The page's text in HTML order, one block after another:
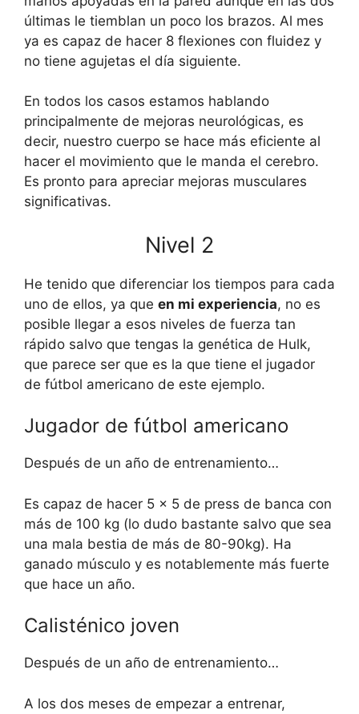
últimas le tiemblan un poco los brazos. Al mes
ya es capaz de hacer 8 flexiones con fluidez y
no tiene agujetas el día siguiente.
En todos los casos estamos hablando
principalmente de mejoras neurológicas, es
decir, nuestro cuerpo se hace más eficiente al
hacer el movimiento que le manda el cerebro.
Es pronto para apreciar mejoras musculares
significativas.
Nivel 2
He tenido que diferenciar los tiempos para cada
uno de ellos, ya que en mi experiencia, no es
posible llegar a esos niveles de fuerza tan
rápido salvo que tengas la genética de Hulk,
que parece ser que es la que tiene el jugador
de fútbol americano de este ejemplo.
Jugador de fútbol americano
Después de un año de entrenamiento…
Es capaz de hacer 5 x 5 de press de banca con
más de 100 kg (lo dudo bastante salvo que sea
una mala bestia de más de 80-90kg). Ha
ganado músculo y es notablemente más fuerte
que hace un año.
Calisténico joven
Después de un año de entrenamiento…
A los dos meses de empezar a entrenar,